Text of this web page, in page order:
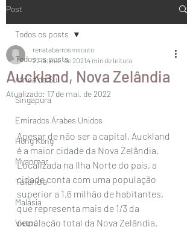
Post
Todos os posts
África do Sul
Singapura
Emirados Árabes Unidos
Hong Kong
Myanmar
Tailândia
Malásia
Vietnã
Todos os posts
Auckland, Nova Zelândia
renatabarrosmsouto
22 de mai. de 20214 min de leitura
Atualizado: 17 de mai. de 2022
Apesar de não ser a capital, Auckland
é a maior cidade da Nova Zelândia.
Localizada na Ilha Norte do país, a
cidade conta com uma população
superior a 1,6 milhão de habitantes,
que representa mais de 1/3 da
população total da Nova Zelândia.